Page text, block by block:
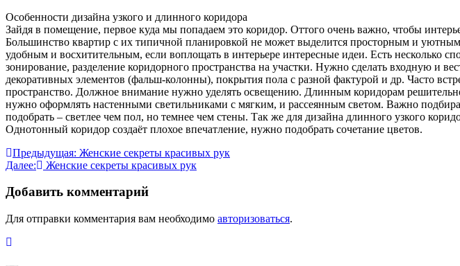
Особенности дизайна узкого и длинного коридора
Зайдя в помещение, первое куда мы попадаем это коридор. Оттого очень важно, чтобы
Большинство квартир с их типичной планировкой не может выделится просторным и уютным
удобным и восхитительным, если воплощать в интерьере интересные идеи. Есть несколько
зонирование, разделение коридорного пространства на участки. Нужно сделать входную и
декоративных элементов (фальш-колонны), покрытия пола с разной фактурой и др. Часто
пространство. Должное внимание нужно уделять освещению. Длинным коридорам
нужно оформлять настенными светильниками с мягким, и рассеянным светом. Важно
подобрать – светлее чем пол, но темнее чем стены. Так же для дизайна длинного узкого
Однотонный коридор создаёт плохое впечатление, нужно подобрать сочетание цветов.
Навигация
по
записям
Предыдущая: Женские секреты красивых рук
Далее:
Женские секреты красивых рук
Добавить комментарий
Для отправки комментария вам необходимо авторизоваться.